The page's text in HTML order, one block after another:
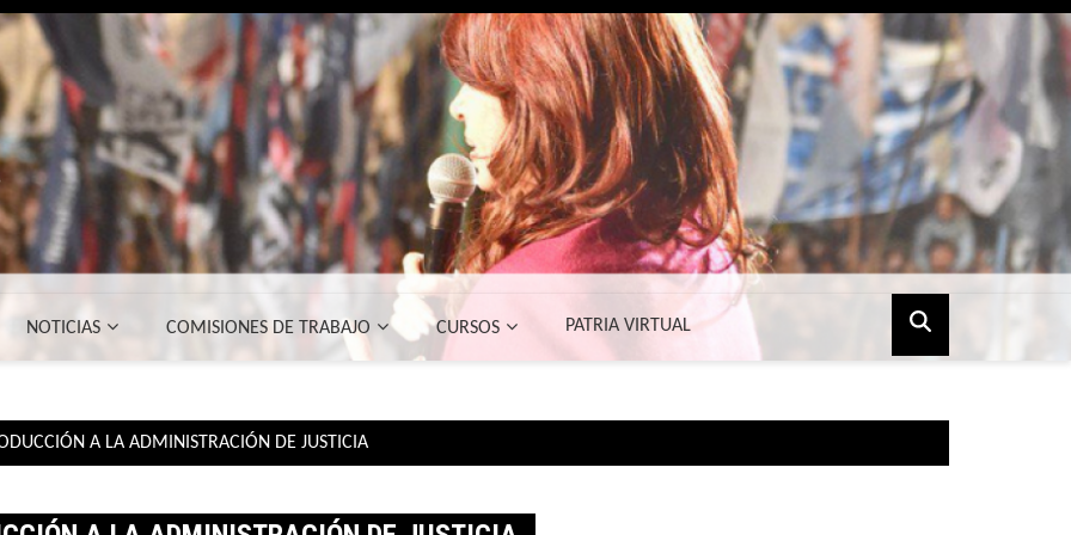
NOTICIAS COMISIONES DE TRABAJO CURSOS PATRIA VIRTUAL
A LA ADMINISTRACIÓN DE JUSTICIA